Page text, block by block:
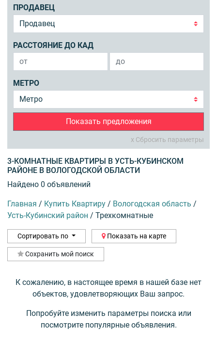
ПРОДАВЕЦ
РАССТОЯНИЕ ДО КАД
МЕТРО
Показать предложения
x Сбросить параметры
3-КОМНАТНЫЕ КВАРТИРЫ В УСТЬ-КУБИНСКОМ
РАЙОНЕ В ВОЛОГОДСКОЙ ОБЛАСТИ
Найдено 0 объявлений
Главная / Купить Квартиру / Вологодская область /
Усть-Кубинский район / Трехкомнатные
Сортировать по Показать на карте
Сохранить мой поиск
К сожалению, в настоящее время в нашей базе нет
объектов, удовлетворяющих Ваш запрос.
Попробуйте изменить параметры поиска или
посмотрите популярные объявления.